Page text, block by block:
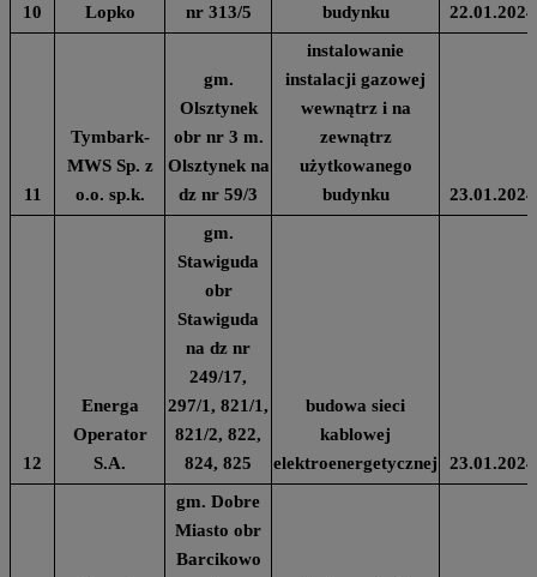
10
Lopko
nr 313/5
budynku
22.01.2024
11
Tymbark-
MWS Sp. z
o.o. sp.k.
gm.
Olsztynek
obr nr 3 m.
Olsztynek na
dz nr 59/3
instalowanie
instalacji gazowej
wewnątrz i na
zewnątrz
użytkowanego
budynku
23.01.2024
12
Energa
Operator
S.A.
gm.
Stawiguda
obr
Stawiguda
na dz nr
249/17,
297/1, 821/1,
821/2, 822,
824, 825
budowa sieci
kablowej
elektroenergetycznej
23.01.2024
gm. Dobre
Miasto obr
Barcikowo